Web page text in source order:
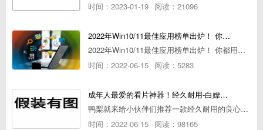
时间：2023-01-19 阅读：21096
2022年Win10/11最佳应用榜单出炉！ 你都用过几个？
2022年Win10/11最佳应用榜单出炉！ 你都用过几个？
时间：2022-06-15 阅读：5283
成年人最爱的看片神器！经久耐用-白嫖全网资源
鸭梨就来给小伙伴们推荐一款经久耐用的良心播放器，资源齐全无广告，可以放心使用~
时间：2022-06-15 阅读：98165